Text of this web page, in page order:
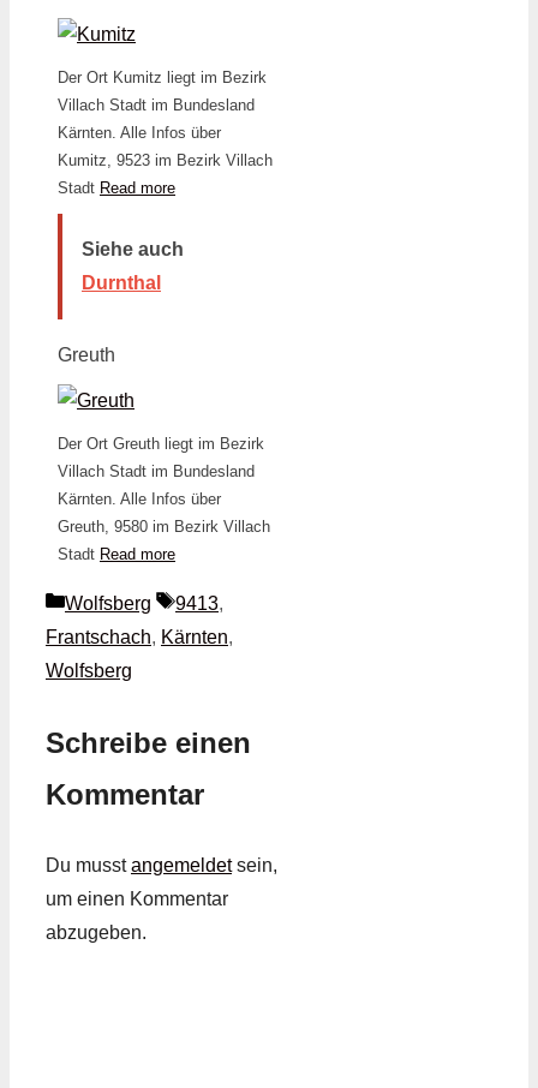
Der Ort Kumitz liegt im Bezirk
Villach Stadt im Bundesland
Kärnten. Alle Infos über
Kumitz, 9523 im Bezirk Villach
Stadt Read more
Siehe auch
Durnthal
Greuth
Der Ort Greuth liegt im Bezirk
Villach Stadt im Bundesland
Kärnten. Alle Infos über
Greuth, 9580 im Bezirk Villach
Stadt Read more
Kategorien
Wolfsberg Schlagwörter
9413,
Frantschach, Kärnten,
Wolfsberg
Schreibe einen
Kommentar
Du musstangemeldetsein,
um einen Kommentar
abzugeben.